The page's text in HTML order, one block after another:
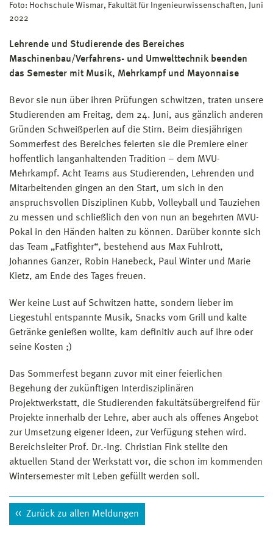
Foto: Hochschule Wismar, Fakultät für Ingenieurwissenschaften, Juni
2022
Lehrende und Studierende des Bereiches
Maschinenbau/Verfahrens- und Umwelttechnik beenden
das Semester mit Musik, Mehrkampf und Mayonnaise
Bevor sie nun über ihren Prüfungen schwitzen, traten unsere
Studierenden am Freitag, dem 24. Juni, aus gänzlich anderen
Gründen Schweißperlen auf die Stirn. Beim diesjährigen
Sommerfest des Bereiches feierten sie die Premiere einer
hoffentlich langanhaltenden Tradition – dem MVU-
Mehrkampf. Acht Teams aus Studierenden, Lehrenden und
Mitarbeitenden gingen an den Start, um sich in den
anspruchsvollen Disziplinen Kubb, Volleyball und Tauziehen
zu messen und schließlich den von nun an begehrten MVU-
Pokal in den Händen halten zu können. Darüber konnte sich
das Team „Fatfighter“, bestehend aus Max Fuhlrott,
Johannes Ganzer, Robin Hanebeck, Paul Winter und Marie
Kietz, am Ende des Tages freuen.
Wer keine Lust auf Schwitzen hatte, sondern lieber im
Liegestuhl entspannte Musik, Snacks vom Grill und kalte
Getränke genießen wollte, kam definitiv auch auf ihre oder
seine Kosten ;)
Das Sommerfest begann zuvor mit einer feierlichen
Begehung der zukünftigen Interdisziplinären
Projektwerkstatt, die Studierenden fakultätsübergreifend für
Projekte innerhalb der Lehre, aber auch als offenes Angebot
zur Umsetzung eigener Ideen, zur Verfügung stehen wird.
Bereichsleiter Prof. Dr.-Ing. Christian Fink stellte den
aktuellen Stand der Werkstatt vor, die schon im kommenden
Wintersemester mit Leben gefüllt werden soll.
Zurück zu allen Meldungen